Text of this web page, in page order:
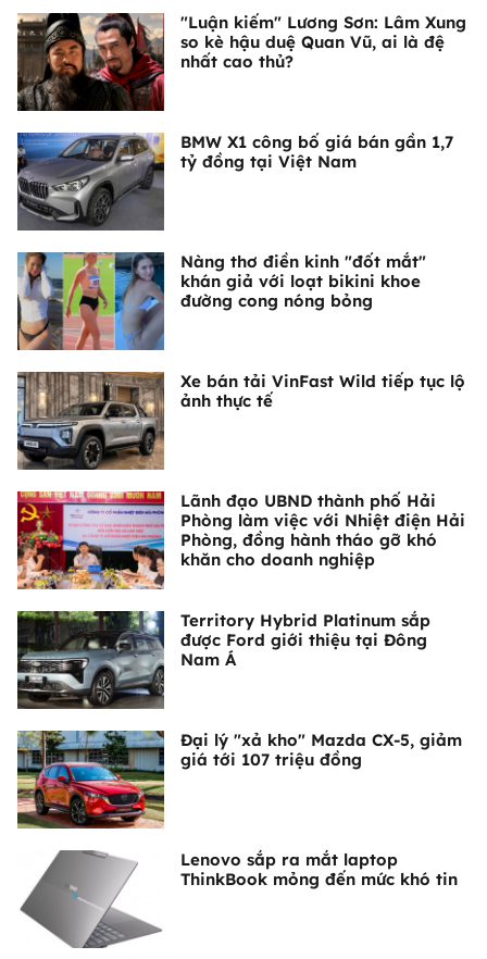
"Luận kiếm" Lương Sơn: Lâm Xung
so kè hậu duệ Quan Vũ, ai là đệ
nhất cao thủ?
BMW X1 công bố giá bán gần 1,7
tỷ đồng tại Việt Nam
Nàng thơ điền kinh "đốt mắt"
khán giả với loạt bikini khoe
đường cong nóng bỏng
Xe bán tải VinFast Wild tiếp tục lộ
ảnh thực tế
Lãnh đạo UBND thành phố Hải
Phòng làm việc với Nhiệt điện Hải
Phòng, đồng hành tháo gỡ khó
khăn cho doanh nghiệp
Territory Hybrid Platinum sắp
được Ford giới thiệu tại Đông
Nam Á
Đại lý "xả kho" Mazda CX-5, giảm
giá tới 107 triệu đồng
Lenovo sắp ra mắt laptop
ThinkBook mỏng đến mức khó tin